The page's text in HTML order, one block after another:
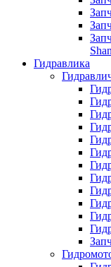
Гидравлика